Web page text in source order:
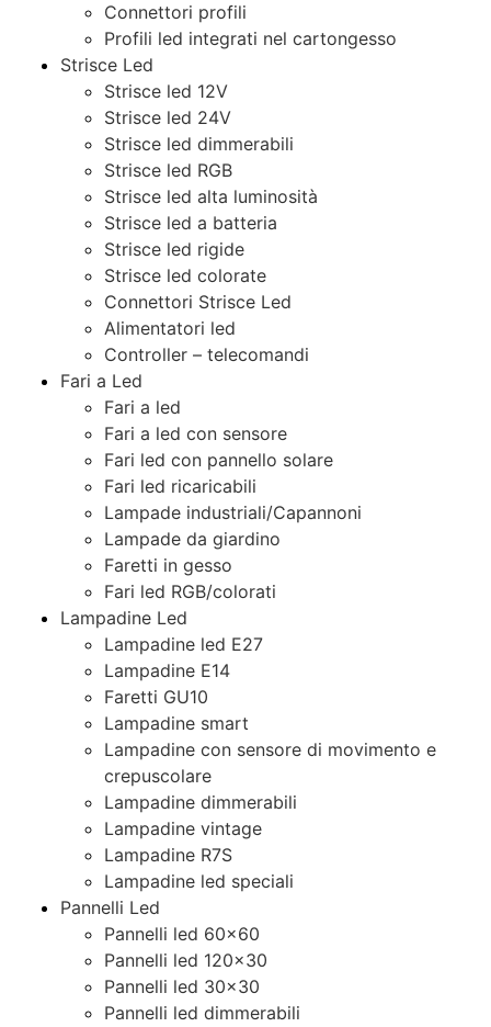
Connettori profili
Profili led integrati nel cartongesso
Strisce Led
Strisce led 12V
Strisce led 24V
Strisce led dimmerabili
Strisce led RGB
Strisce led alta luminosità
Strisce led a batteria
Strisce led rigide
Strisce led colorate
Connettori Strisce Led
Alimentatori led
Controller – telecomandi
Fari a Led
Fari a led
Fari a led con sensore
Fari led con pannello solare
Fari led ricaricabili
Lampade industriali/Capannoni
Lampade da giardino
Faretti in gesso
Fari led RGB/colorati
Lampadine Led
Lampadine led E27
Lampadine E14
Faretti GU10
Lampadine smart
Lampadine con sensore di movimento e
crepuscolare
Lampadine dimmerabili
Lampadine vintage
Lampadine R7S
Lampadine led speciali
Pannelli Led
Pannelli led 60×60
Pannelli led 120×30
Pannelli led 30×30
Pannelli led dimmerabili